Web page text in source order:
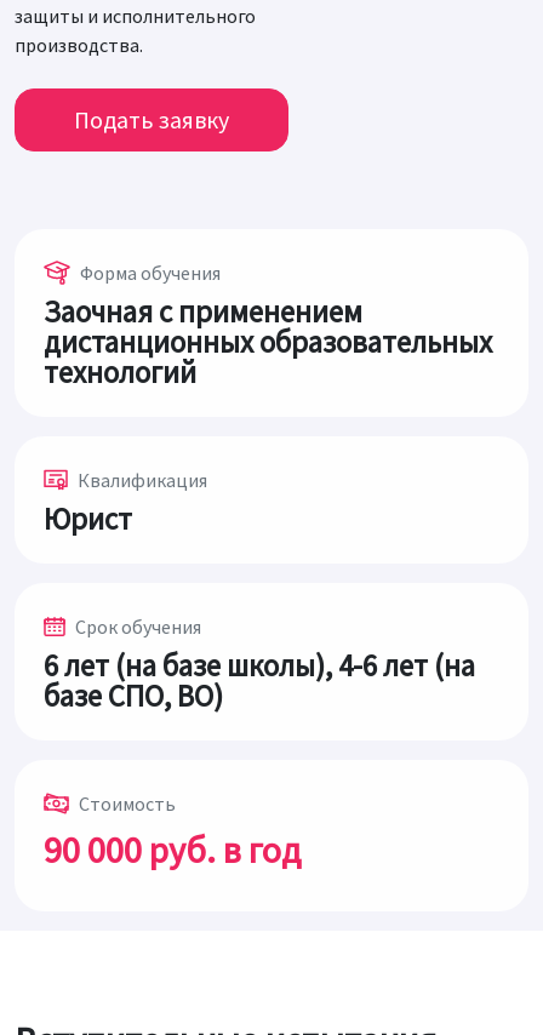
защиты и исполнительного
производства.
Подать заявку
Форма обучения
Заочная с применением
дистанционных образовательных
технологий
Квалификация
Юрист
Срок обучения
6 лет (на базе школы), 4-6 лет (на
базе СПО, ВО)
Стоимость
90 000 руб. в год